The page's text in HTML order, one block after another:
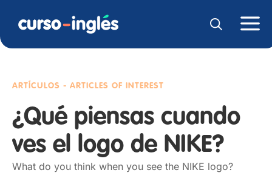
ARTÍCULOS - ARTICLES OF INTEREST
¿Qué piensas cuando
ves el logo de NIKE?
What do you think when you see the NIKE logo?